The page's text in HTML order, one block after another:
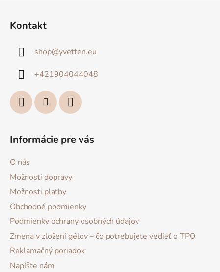
Kontakt
shop@yvetten.eu
+421904044048
Informácie pre vás
O nás
Možnosti dopravy
Možnosti platby
Obchodné podmienky
Podmienky ochrany osobných údajov
Zmena v zložení gélov – čo potrebujete vedieť o TPO
Reklamačný poriadok
Napíšte nám